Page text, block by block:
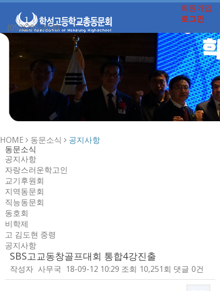
navigation
회원가입
로그인
(052)295-2030
HOME 동문소식
공지사항
동문소식
공지사항
자랑스러운학고인
교기후원회
지역동문회
직능동문회
동호회
비학제
고 김도현 중령
공지사항
SBS고교동창골프대회 통합4강진출
작성자 사무국 18-09-12 10:29 조회 10,251회 댓글 0건